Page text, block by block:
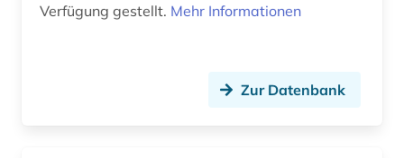
Verfügung gestellt. Mehr Informationen
Zur Datenbank